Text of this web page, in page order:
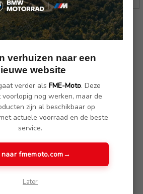
zeer slijtvast kunststof beschermen de
vooras betrouwbaar tegen krassen
verhuizen naar een
website
verder als FME-Moto. Deze
nog werken, maar de
zijn al beschikbaar op
actuele voorraad en de beste
service.
naar fmemoto.com→
Later